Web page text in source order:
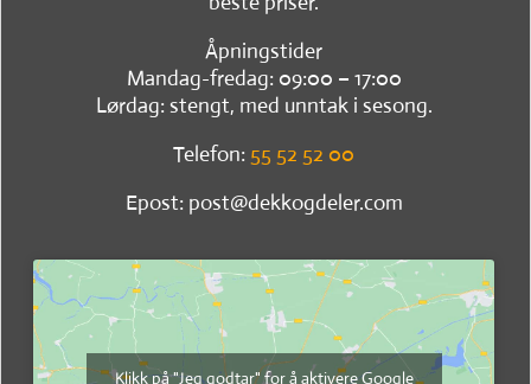
Åpningstider
Mandag-fredag: 09:00 – 17:00
Lørdag: stengt, med unntak i sesong.
Telefon: 55 52 52 00
Epost: post@dekkogdeler.com
Klikk på "Jeg godtar" for å aktivere Google